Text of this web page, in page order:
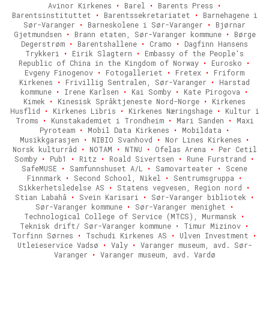
Avinor Kirkenes • Barel • Barents Press
•
Barentsinstituttet
• Barentssekretariatet • Barnehagene i
Sør-Varanger
• Barneskolene i Sør-Varanger •
Bjørnar
Gjetmundsen
• Brann etaten, Sør-Varanger kommune • Børge
Degerstrøm • Barentshallene • Cramo •
Dagfinn Hansens
Trykkeri
• Eirik Slagtern •
Embassy of the People's
Republic of China in the Kingdom of Norway • Eurosko
•
Evgeny Finogenov • Fotogalleriet • Fretex •
Friform
Kirkenes
• Frivillig Sentralen, Sør-Varanger •
Harstad
kommune • Irene Karlsen • Kai Somby • Kate Pirogova
•
Kimek
• Kinesisk Språktjeneste Nord-Norge •
Kirkenes
Husflid
• Kirkenes Libris • Kirkenes Næringshage • Kultur i
Troms
• Kunstakademiet i Trondheim • Mari Sanden • Maxi
Pyroteam • Mobil Data Kirkenes • Mobildata
•
Musikkgarasjen
• NIBIO Svanhovd • Nor Lines Kirkenes
•
Norsk kulturråd
• NOTAM • NTNU • Ofelas Arena • Per Cetil
Somby • Pub1 • Ritz • Roald Sivertsen • Rune Furstrand
•
SafeMUSE
• Samfunnshuset A/L • Samovarteater • Scene
Finnmark
• Second School, Nikel • Sentrumsgruppa
•
Sikkerhetsledelse AS
• Statens vegvesen, Region nord
•
Stian Labahå
• Svein Karisari • Sør-Varanger bibliotek
•
Sør-Varanger kommune • Sør-Varanger menighet
•
Technological College of Service (MTCS), Murmansk
•
Teknisk drift/ Sør-Varanger kommune • Timur Mizinov •
Torfinn Sørnes
• Tschudi Kirkenes AS • Ulven Investment
•
Utleieservice Vadsø
• Valy • Varanger museum, avd. Sør-
Varanger
• Varanger museum, avd. Vardø